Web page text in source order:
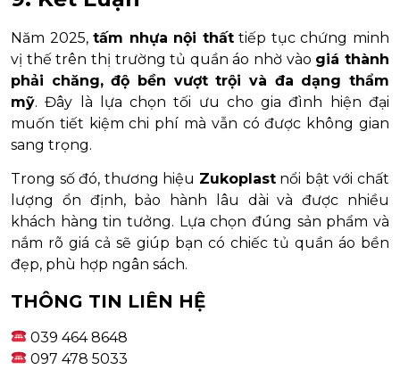
Năm 2025,tấm nhựa nội thấttiếp tục chứng minh
vị thế trên thị trường tủ quần áo nhờ vào giá thành
phải chăng, độ bền vượt trội và đa dạng thẩm
mỹ. Đây là lựa chọn tối ưu cho gia đình hiện đại
muốn tiết kiệm chi phí mà vẫn có được không gian
sang trọng.
Trong số đó, thương hiệu Zukoplastnổi bật với chất
lượng ổn định, bảo hành lâu dài và được nhiều
khách hàng tin tưởng. Lựa chọn đúng sản phẩm và
nắm rõ giá cả sẽ giúp bạn có chiếc tủ quần áo bền
đẹp, phù hợp ngân sách.
THÔNG TIN LIÊN HỆ
039 464 8648
097 478 5033